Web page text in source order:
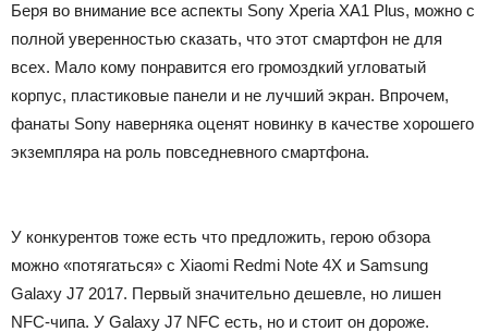
Беря во внимание все аспекты Sony Xperia XA1 Plus, можно с
полной уверенностью сказать, что этот смартфон не для
всех. Мало кому понравится его громоздкий угловатый
корпус, пластиковые панели и не лучший экран. Впрочем,
фанаты Sony наверняка оценят новинку в качестве хорошего
экземпляра на роль повседневного смартфона.
У конкурентов тоже есть что предложить, герою обзора
можно «потягаться» с Xiaomi Redmi Note 4X и Samsung
Galaxy J7 2017. Первый значительно дешевле, но лишен
NFC-чипа. У Galaxy J7 NFC есть, но и стоит он дороже.